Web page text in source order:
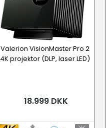
Valerion VisionMaster Pro 2
4K projektor (DLP, laser LED)
18.999 DKK